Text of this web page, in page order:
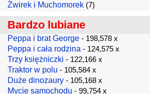
Żwirek i Muchomorek (7)
Bardzo lubiane
Peppa i brat George - 198,578 x
Peppa i cała rodzina - 124,575 x
Trzy księżniczki - 122,166 x
Traktor w polu - 105,584 x
Duże dinozaury - 105,168 x
Mycie samochodu - 99,754 x